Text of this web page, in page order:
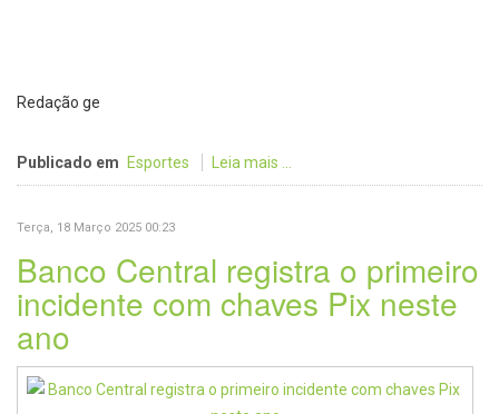
Redação ge
Publicado em Esportes Leia mais ...
Terça, 18 Março 2025 00:23
Banco Central registra o primeiro
incidente com chaves Pix neste
ano